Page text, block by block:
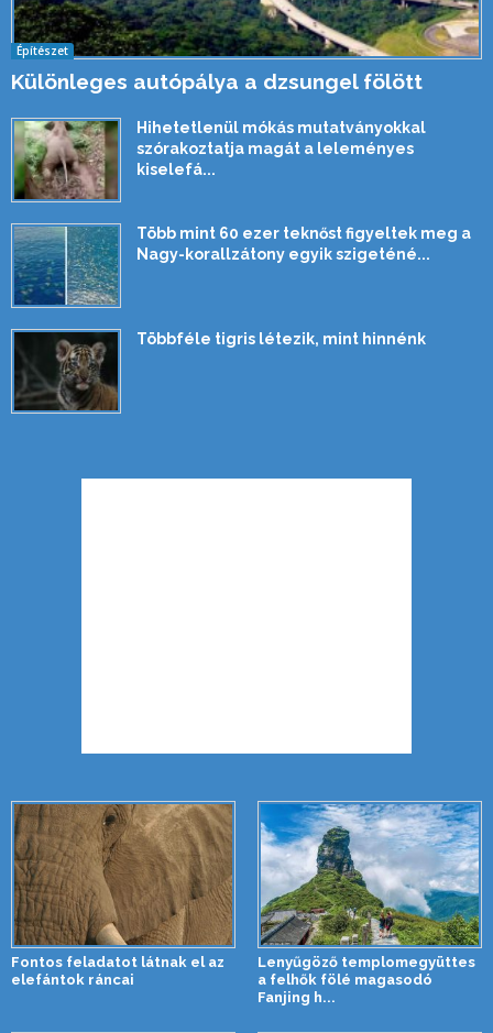
Építészet
Különleges autópálya a dzsungel fölött
Hihetetlenül mókás mutatványokkal
szórakoztatja magát a leleményes
kiselefá...
Több mint 60 ezer teknőst figyeltek meg a
Nagy-korallzátony egyik szigeténé...
Többféle tigris létezik, mint hinnénk
Fontos feladatot látnak el az
elefántok ráncai
Lenyűgöző templomegyüttes
a felhők fölé magasodó
Fanjing h...